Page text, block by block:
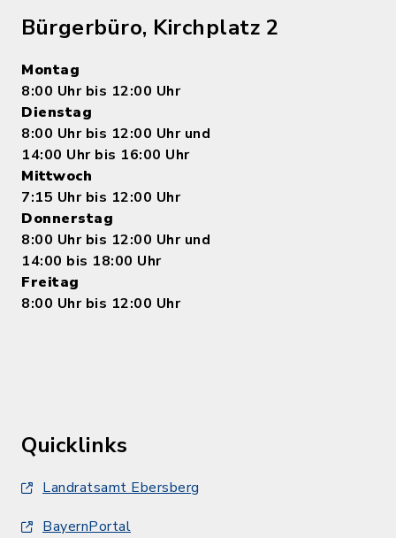
Bürgerbüro, Kirchplatz 2
Montag
8:00 Uhr bis 12:00 Uhr
Dienstag
8:00 Uhr bis 12:00 Uhr und
14:00 Uhr bis 16:00 Uhr
Mittwoch
7:15 Uhr bis 12:00 Uhr
Donnerstag
8:00 Uhr bis 12:00 Uhr und
14:00 bis 18:00 Uhr
Freitag
8:00 Uhr bis 12:00 Uhr
Quicklinks
Landratsamt Ebersberg
BayernPortal